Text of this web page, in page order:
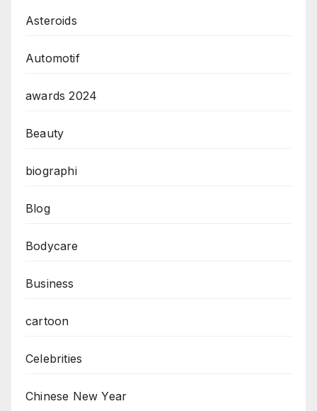
Asteroids
Automotif
awards 2024
Beauty
biographi
Blog
Bodycare
Business
cartoon
Celebrities
Chinese New Year